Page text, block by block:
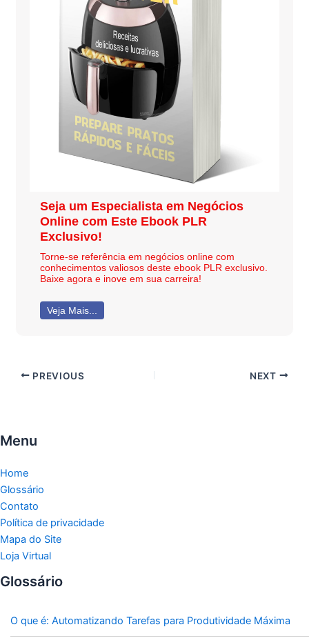
Seja um Especialista em Negócios
Online com Este Ebook PLR
Exclusivo!
Torne-se referência em negócios online com
conhecimentos valiosos deste ebook PLR exclusivo.
Baixe agora e inove em sua carreira!
Veja Mais...
PREVIOUS NEXT
Menu
Home
Glossário
Contato
Política de privacidade
Mapa do Site
Loja Virtual
Glossário
O que é: Automatizando Tarefas para Produtividade Máxima